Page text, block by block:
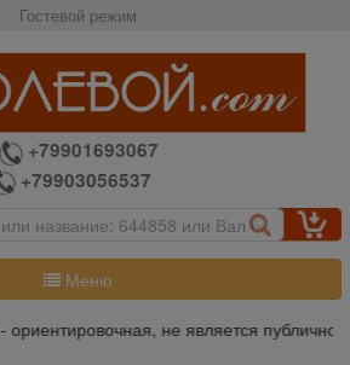
Гостевой режим
+79901693067
+79903056537
Меню
не является публичной